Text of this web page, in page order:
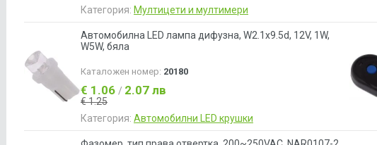
Категория: Мултицети и мултимери
Автомобилна LED лампа дифузна, W2.1x9.5d, 12V, 1W,
W5W, бяла
Каталожен номер: 20180
€ 1.06 / 2.07 лв
€ 1.25
Категория: Автомобилни LED крушки